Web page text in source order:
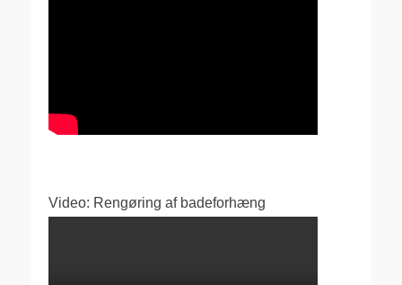
Video: Rengøring af badeforhæng